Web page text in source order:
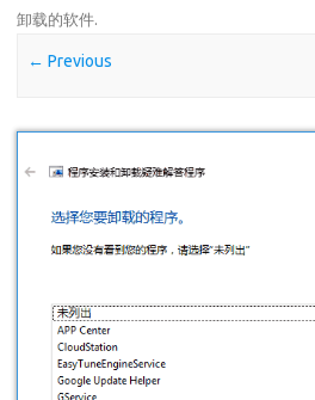
卸载的软件.
← Previous